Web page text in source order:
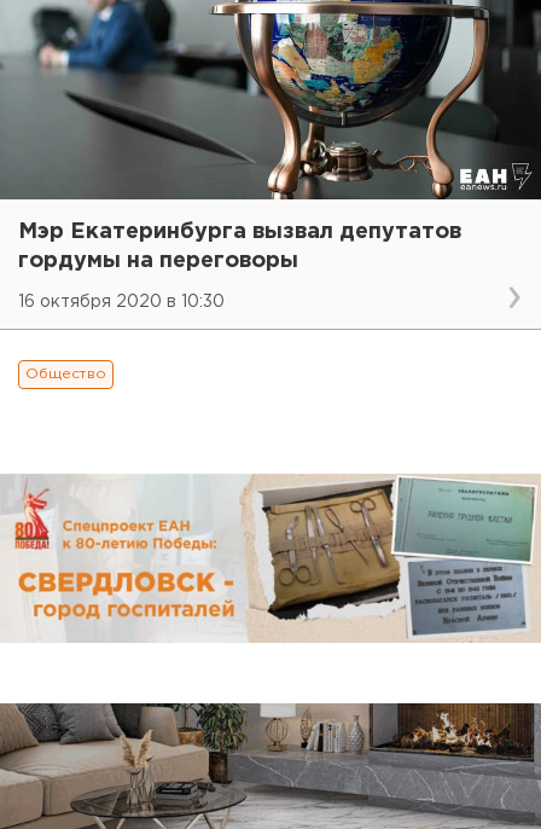
Мэр Екатеринбурга вызвал депутатов
гордумы на переговоры
16 октября 2020 в 10:30
Общество